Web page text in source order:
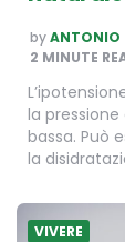
POSTED
BY
byANTONIO
2 MINUTE
la
bassa. Può
la
VIVERE